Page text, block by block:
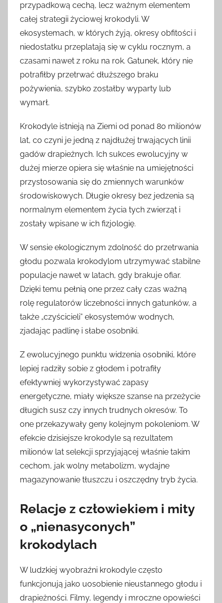
przypadkową cechą, lecz ważnym elementem
całej strategii życiowej krokodyli. W
ekosystemach, w których żyją, okresy obfitości i
niedostatku przeplatają się w cyklu rocznym, a
czasami nawet z roku na rok. Gatunek, który nie
potrafiłby przetrwać dłuższego braku
pożywienia, szybko zostałby wyparty lub
wymarł.
Krokodyle istnieją na Ziemi od ponad 80 milionów
lat, co czyni je jedną z najdłużej trwających linii
gadów drapieżnych. Ich sukces ewolucyjny w
dużej mierze opiera się właśnie na umiejętności
przystosowania się do zmiennych warunków
środowiskowych. Długie okresy bez jedzenia są
normalnym elementem życia tych zwierząt i
zostały wpisane w ich fizjologię.
W sensie ekologicznym zdolność do przetrwania
głodu pozwala krokodylom utrzymywać stabilne
populacje nawet w latach, gdy brakuje ofiar.
Dzięki temu pełnią one przez cały czas ważną
rolę regulatorów liczebności innych gatunków, a
także „czyścicieli” ekosystemów wodnych,
zjadając padlinę i słabe osobniki.
Z ewolucyjnego punktu widzenia osobniki, które
lepiej radziły sobie z głodem i potrafiły
efektywniej wykorzystywać zapasy
energetyczne, miały większe szanse na przeżycie
długich susz czy innych trudnych okresów. To
one przekazywały geny kolejnym pokoleniom. W
efekcie dzisiejsze krokodyle są rezultatem
milionów lat selekcji sprzyjającej właśnie takim
cechom, jak wolny metabolizm, wydajne
magazynowanie tłuszczu i oszczędny tryb życia.
Relacje z człowiekiem i mity
o „nienasyconych”
krokodylach
W ludzkiej wyobraźni krokodyle często
funkcjonują jako uosobienie nieustannego głodu i
drapieżności. Filmy, legendy i mroczne opowieści